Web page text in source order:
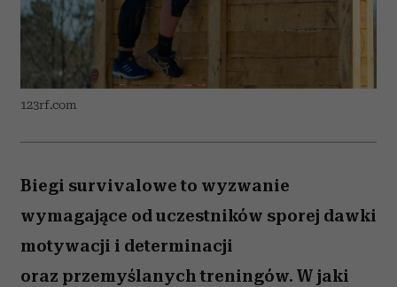
123rf.com
Biegi survivalowe to wyzwanie
wymagające od uczestników sporej dawki
motywacji i determinacji
oraz przemyślanych treningów. W jaki